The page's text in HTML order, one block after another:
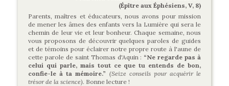
(Épître aux Éphésiens, V, 8)
Parents, maîtres et éducateurs, nous avons pour mission
de mener les âmes des enfants vers la Lumière qui sera le
chemin de leur vie et leur bonheur. Chaque semaine, nous
vous proposons de découvrir quelques paroles de guides
et de témoins pour éclairer notre propre route à l'aune de
cette parole de saint Thomas d'Aquin : “Ne regarde pas à
celui qui parle, mais tout ce que tu entends de bon,
confie-le à ta mémoire.” (Seize conseils pour acquérir le
trésor de la science). Bonne lecture !